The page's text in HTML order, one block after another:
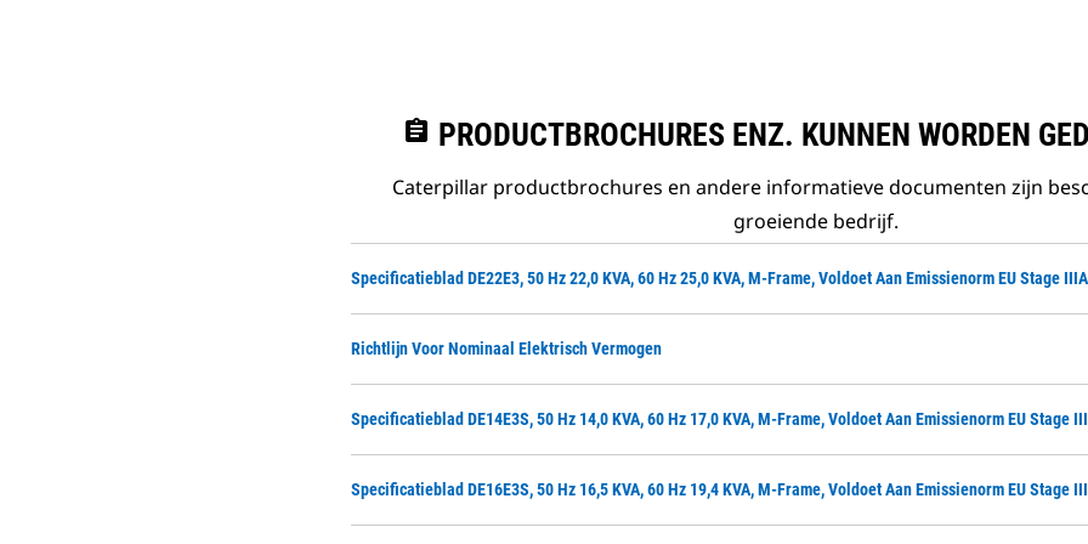
assignment PRODUCTBROCHURES ENZ. KUNNEN WORDEN
Caterpillar productbrochures en andere informatieve documenten zijn
groeiende bedrijf.
Specificatieblad DE22E3, 50 Hz 22,0 KVA, 60 Hz 25,0 KVA, M-Frame, Voldoet Aan Emissienorm EU Stage IIIA
Richtlijn Voor Nominaal Elektrisch Vermogen
Specificatieblad DE14E3S, 50 Hz 14,0 KVA, 60 Hz 17,0 KVA, M-Frame, Voldoet Aan Emissienorm EU Stage
Specificatieblad DE16E3S, 50 Hz 16,5 KVA, 60 Hz 19,4 KVA, M-Frame, Voldoet Aan Emissienorm EU Stage